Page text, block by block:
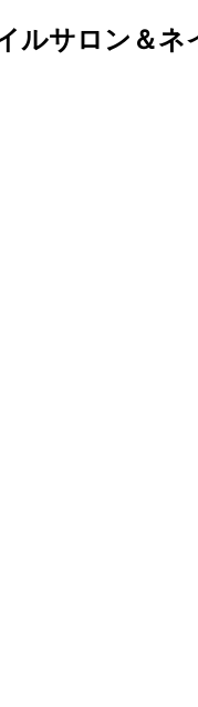
ルサロン＆